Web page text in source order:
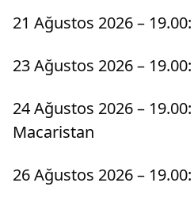
21 Ağustos 2026 –
23 Ağustos 2026 –
24 Ağustos 2026 –
Macaristan
26 Ağustos 2026 –